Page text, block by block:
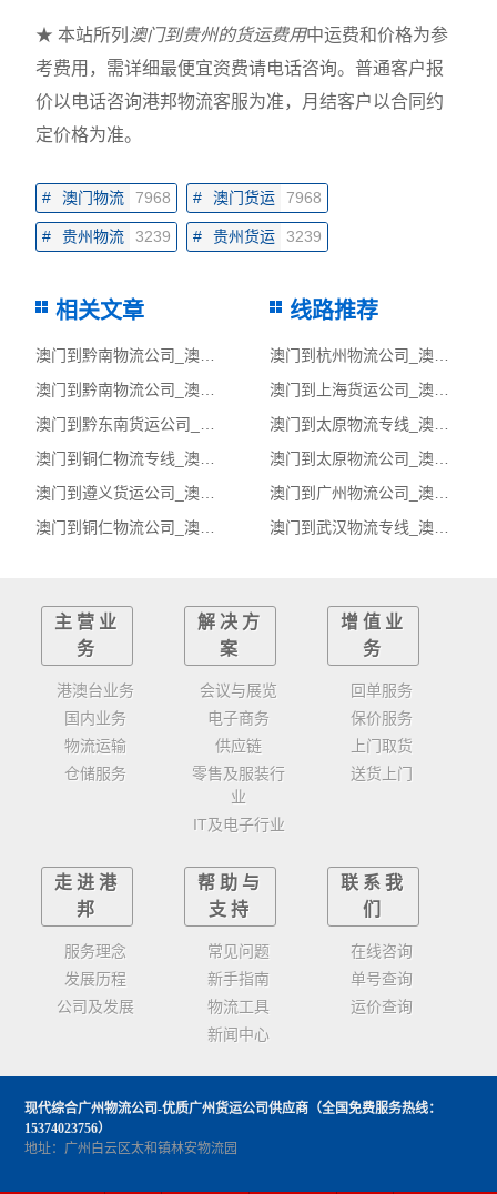
★ 本站所列 澳门到贵州的货运费用中运费和价格为参
考费用，需详细最便宜资费请电话咨询。普通客户报
价以电话咨询港邦物流客服为准，月结客户以合同约
定价格为准。
# 澳门物流 7968 # 澳门货运 7968
# 贵州物流 3239 # 贵州货运 3239
相关文章
澳门到黔南物流公司_澳门到黔南货运_澳门至黔南物流专线
澳门到黔南物流公司_澳门物流到黔南_澳门至黔南物流专线
澳门到黔东南货运公司_澳门到黔东南货运专线
澳门到铜仁物流专线_澳门至铜仁货运公司
澳门到遵义货运公司_澳门到遵义货运专线
澳门到铜仁物流公司_澳门到铜仁货运_澳门至铜仁物流专线
线路推荐
澳门到杭州物流公司_澳门物流到杭州_澳门至杭州物流专线
澳门到上海货运公司_澳门到上海货运专线
澳门到太原物流专线_澳门至太原货运公司
澳门到太原物流公司_澳门物流到太原_澳门至太原物流专线
澳门到广州物流公司_澳门到广州货运_澳门至广州物流专线
澳门到武汉物流专线_澳门至武汉货运公司
主营业
务
港澳台业务
国内业务
物流运输
仓储服务
解决方
案
会议与展览
电子商务
供应链
零售及服装行
业
IT及电子行业
增值业
务
回单服务
保价服务
上门取货
送货上门
走进港
邦
服务理念
发展历程
公司及发展
帮助与
支持
常见问题
新手指南
物流工具
新闻中心
联系我
们
在线咨询
单号查询
运价查询
现代综合广州物流公司-优质广州货运公司供应商 （全国免费服务热线：
15374023756）
地址：广州白云区太和镇林安物流园